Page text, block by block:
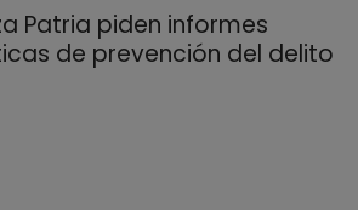
Patria piden informes
de prevención del delito